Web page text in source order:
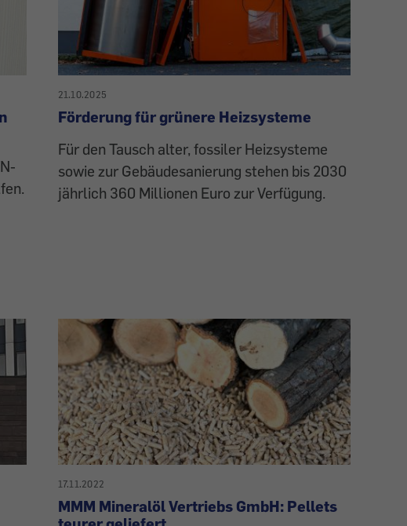
21.10.2025
Förderung für grünere Heizsysteme
Für den Tausch alter, fossiler Heizsysteme
sowie zur Gebäudesanierung stehen bis 2030
jährlich 360 Millionen Euro zur Verfügung.
17.11.2022
MMM Mineralöl Vertriebs GmbH: Pellets